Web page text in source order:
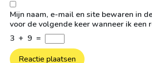
Mijn naam, e-mail en site bewaren in
voor de volgende keer wanneer ik een
3 + 9 =